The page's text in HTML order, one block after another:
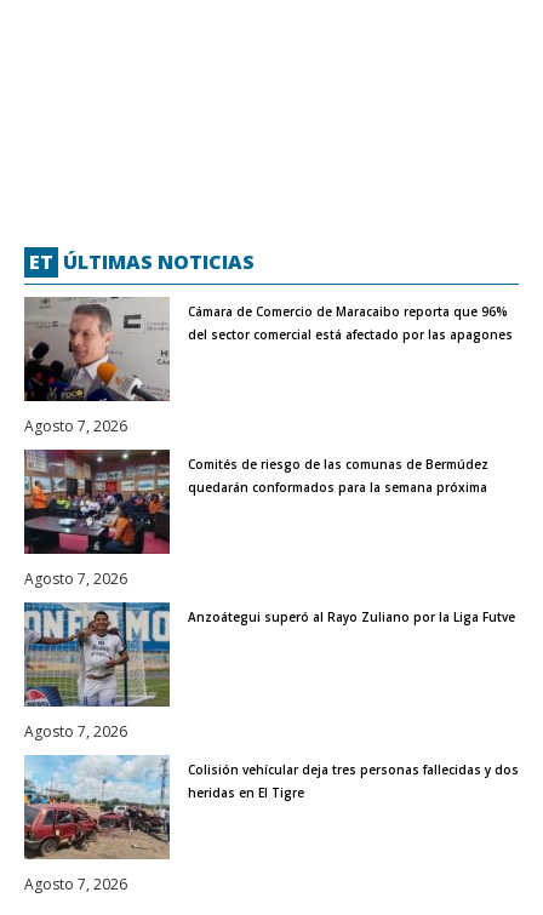
ET ÚLTIMAS NOTICIAS
Cámara de Comercio de Maracaibo reporta que 96%
del sector comercial está afectado por las apagones
Agosto 7, 2026
Comités de riesgo de las comunas de Bermúdez
quedarán conformados para la semana próxima
Agosto 7, 2026
Anzoátegui superó al Rayo Zuliano por la Liga Futve
Agosto 7, 2026
Colisión vehícular deja tres personas fallecidas y dos
heridas en El Tigre
Agosto 7, 2026